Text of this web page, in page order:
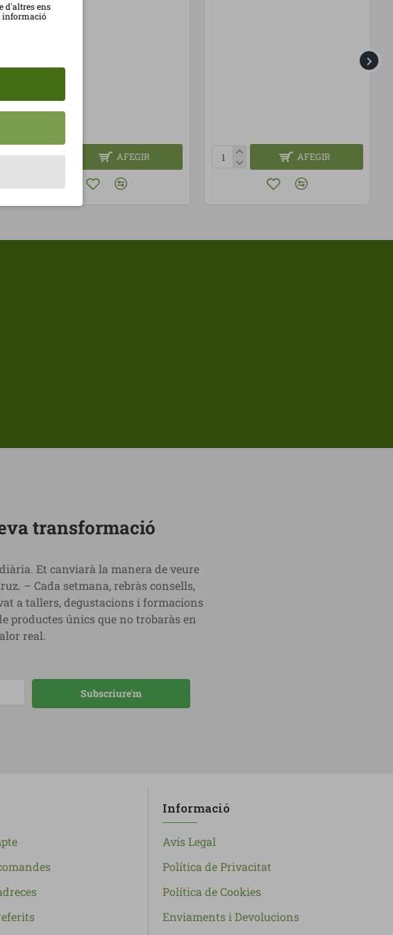
AFEGIR AFEGIR
transformació
Et canviarà la manera de veure
– Cada setmana, rebràs consells,
a tallers, degustacions i formacions
productes únics que no trobaràs en
real.
Subscriure'm
Informació
Avís Legal
Política de Privacitat
Política de Cookies
Enviaments i Devolucions
d'altres ens
informació